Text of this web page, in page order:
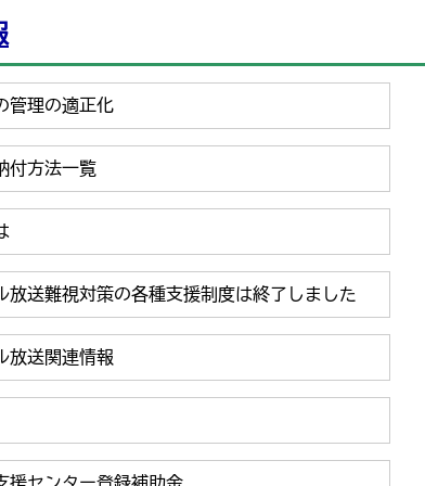
管理の適正化
付方法一覧
放送難視対策の各種支援制度は終了しました
放送関連情報